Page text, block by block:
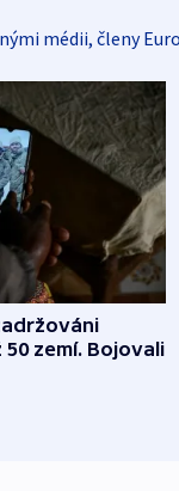
médii, členy
zemí. Bojovali